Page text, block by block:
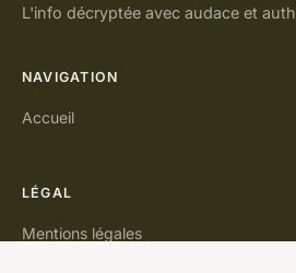
L'info décryptée avec audace et
NAVIGATION
Accueil
LÉGAL
Mentions légales